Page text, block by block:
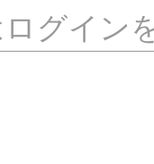
ログイン